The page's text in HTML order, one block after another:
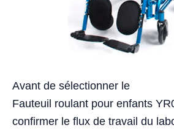
Avant de sélectionner le
Fauteuil roulant pour enfants
confirmer le flux de travail du